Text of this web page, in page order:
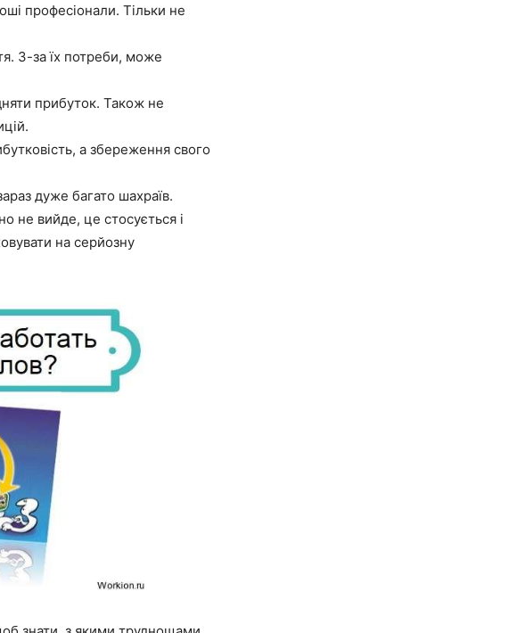
професіонали. Тільки не
З-за їх потреби, може
прибуток. Також не
а збереження свого
дуже багато шахраїв.
не вийде, це стосується і
на серйозну